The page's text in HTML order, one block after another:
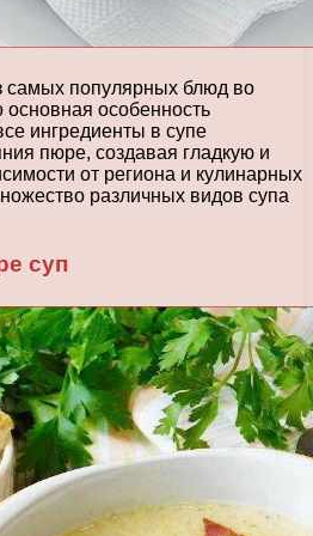
популярных блюд во
основная особенность
ингредиенты в супе
пюре, создавая гладкую и
от региона и кулинарных
различных видов супа
суп